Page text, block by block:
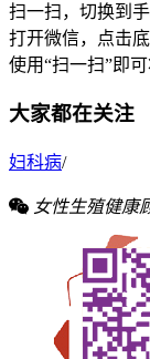
扫一扫，切换到手
打开微信，点击
使用“扫一扫”即
大家都在关注
妇科病/
女性生殖健康